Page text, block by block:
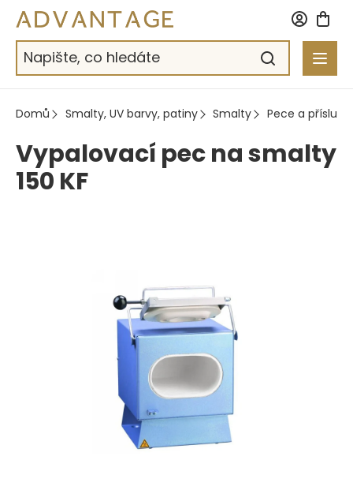
Přejít
obsah
Domů Smalty, UV barvy, patiny Smalty Pece a
Vypalovací pec na smalty
150 KF